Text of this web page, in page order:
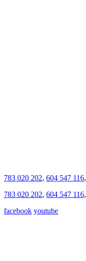
783 020 202, 604 547 116,
783 020 202, 604 547 116,
facebook youtube